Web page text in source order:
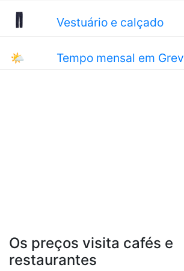
Vestuário e calçado
🌤 Tempo mensal em
Os preços visita cafés e
restaurantes